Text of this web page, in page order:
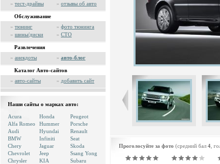
» тест-драйвы » отзывы об авто
Обслуживание
» тюнинг » фото тюнинга
» шины/диски » СТО
Развлечения
» анекдоты » авто-блог
Каталог Авто-сайтов
» авто-сайты » добавить сайт
Наши сайты о марках авто:
Acura
Alfa Romeo
Audi
BMW
Chery
Chevrolet
Chrysler
Honda
Hummer
Hyundai
Infiniti
Jaguar
Jeep
KIA
Peugeot
Porsche
Renault
Seat
Skoda
Ssang Yong
Subaru
Проголосуйте за фото (средний бал 4 ,